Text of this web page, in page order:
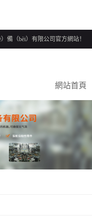
備（bèi）有限公司官方網站！
網站首頁